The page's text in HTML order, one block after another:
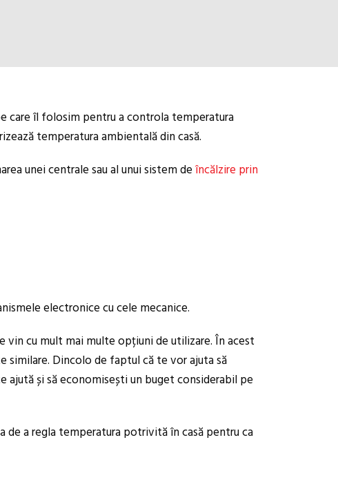
care îl folosim pentru a controla temperatura
temperatura ambientală din casă.
unei centrale sau al unui sistem deîncălzire prin
electronice cu cele mecanice.
cu mult mai multe opțiuni de utilizare. În acest
similare. Dincolo de faptul că te vor ajuta să
și să economisești un buget considerabil pe
a regla temperatura potrivită în casă pentru ca